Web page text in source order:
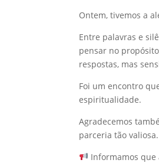
Ontem, tivemos a
Entre palavras e
pensar no
respostas, mas
Foi um encontro
espiritualidade.
Agradecemos
parceria tão valiosa.
Informamos que